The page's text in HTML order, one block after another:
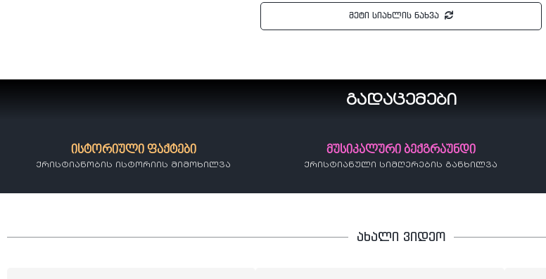
მეტი სიახლის ნახვა
გადაცემები
ისტორიული ფაქტები
ქრისტიანობის ისტორიის მიმოხილვა
მუსიკალური ბექგრაუნდი
ქრისტიანული სიმღერების განხილვა
ახალი ვიდეო